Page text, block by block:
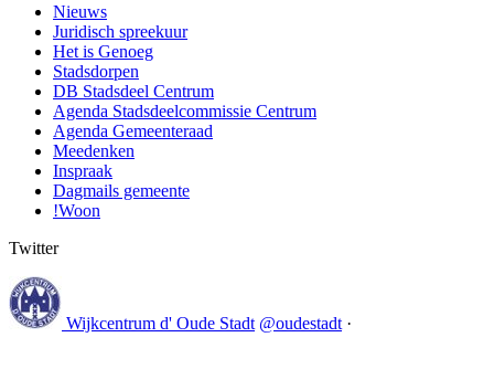
Nieuws
Juridisch spreekuur
Het is Genoeg
Stadsdorpen
DB Stadsdeel Centrum
Agenda Stadsdeelcommissie Centrum
Agenda Gemeenteraad
Meedenken
Inspraak
Dagmails gemeente
!Woon
Twitter
Wijkcentrum d' Oude Stadt @oudestadt ·